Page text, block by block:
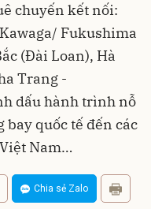
chuyến kết nối:
Fukushima
(Đài Loan), Hà
Trang -
dấu hành trình nỗ
quốc tế đến các
Nam…
Chia sẻ Zalo